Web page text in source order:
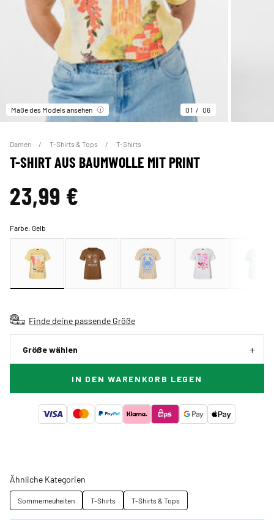
Maße des Models ansehen 01 06
Damen T-Shirts & Tops T-Shirts
T-SHIRT AUS BAUMWOLLE MIT PRINT
23,99 €
Farbe:Gelb
Finde deine passende Größe
Größe wählen
IN DEN WARENKORB LEGEN
Ähnliche Kategorien
Sommerneuheiten T-Shirts T-Shirts & Tops